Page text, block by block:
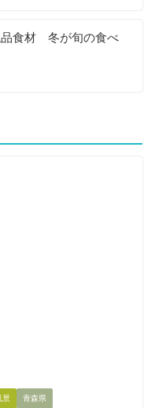
食材 冬が旬の食べ
景 青森県